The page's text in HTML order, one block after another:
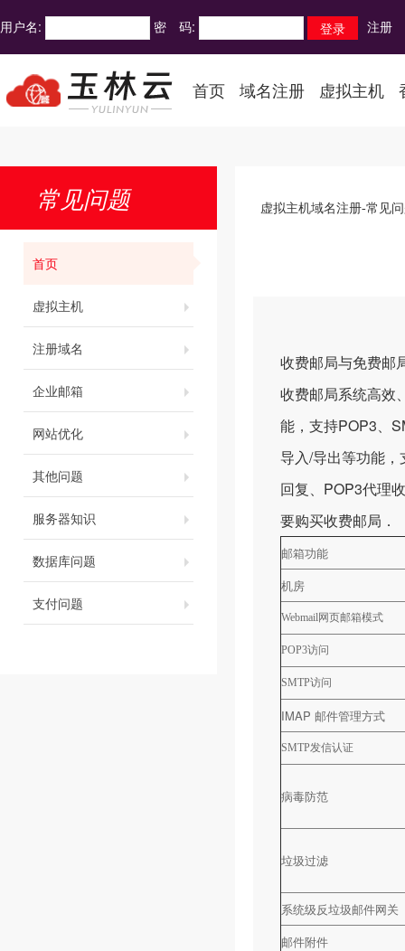
用户名: 密 码: 注册
首页 域名注册 虚拟主机
常见问题
首页
虚拟主机
注册域名
企业邮箱
网站优化
其他问题
服务器知识
数据库问题
支付问题
虚拟主机域名注册-常见
收费邮局与免费邮
收费邮局系统高效
能，支持POP3、
导入/导出等功能
回复、POP3代理
要购买收费邮局．
邮箱功能
机房
Webmail网页邮箱模式
POP3访问
SMTP访问
IMAP 邮件管理方式
SMTP发信认证
病毒防范
垃圾过滤
系统级反垃圾邮件网关
邮件附件